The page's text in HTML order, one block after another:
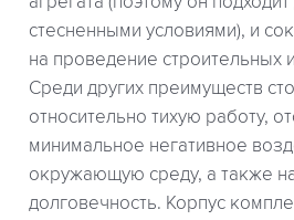
стесненными условиями), и
на проведение строительных
Среди других преимуществ
относительно тихую работу,
минимальное негативное
окружающую среду, а также
долговечность. Корпус